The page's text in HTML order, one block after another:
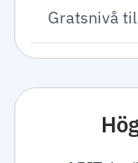
Gratsnivå